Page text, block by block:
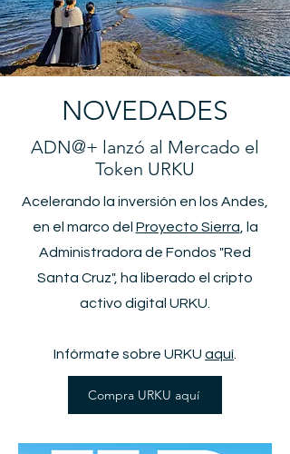
NOVEDADES
ADN@+ lanzó al Mercado el
Token URKU
Acelerando la inversión en los Andes,
en el marco del Proyecto Sierra , la
Administradora de Fondos "Red
Santa Cruz", ha liberado el cripto
activo digital URKU.
Infórmate sobre URKU aquí
Compra URKU aquí